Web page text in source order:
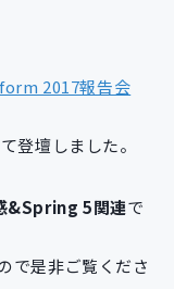
2017報告会
登壇しました。
&Spring 5関連で
で是非ご覧くださ